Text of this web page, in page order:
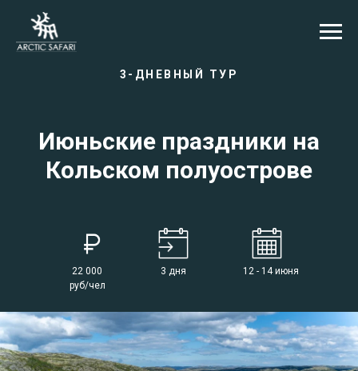
3-ДНЕВНЫЙ ТУР
Июньские праздники на
Кольском полуострове
12 - 14 июня
3 дня
22 000
руб/чел